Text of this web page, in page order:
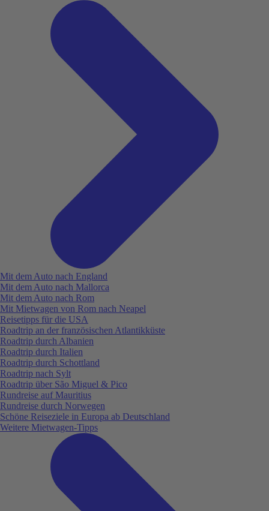
Mit dem Auto nach England
Mit dem Auto nach Mallorca
Mit dem Auto nach Rom
Mit Mietwagen von Rom nach Neapel
Reisetipps für die USA
Roadtrip an der französischen Atlantikküste
Roadtrip durch Albanien
Roadtrip durch Italien
Roadtrip durch Schottland
Roadtrip nach Sylt
Roadtrip über São Miguel & Pico
Rundreise auf Mauritius
Rundreise durch Norwegen
Schöne Reiseziele in Europa ab Deutschland
Weitere Mietwagen-Tipps